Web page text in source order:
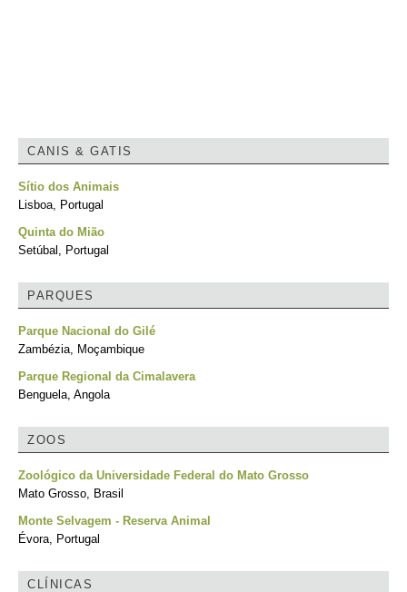
CANIS & GATIS
Sítio dos Animais
Lisboa, Portugal
Quinta do Mião
Setúbal, Portugal
PARQUES
Parque Nacional do Gilé
Zambézia, Moçambique
Parque Regional da Cimalavera
Benguela, Angola
ZOOS
Zoológico da Universidade Federal do Mato Grosso
Mato Grosso, Brasil
Monte Selvagem - Reserva Animal
Évora, Portugal
CLÍNICAS